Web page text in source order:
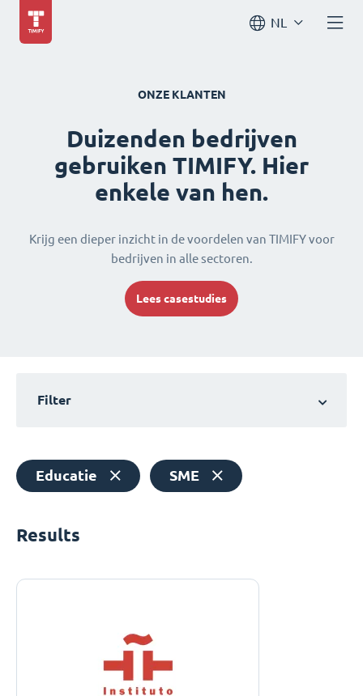
NL
ONZE KLANTEN
Duizenden bedrijven
gebruiken TIMIFY. Hier
enkele van hen.
Krijg een dieper inzicht in de voordelen van TIMIFY voor
bedrijven in alle sectoren.
Lees casestudies
Filter
Educatie SME
Results